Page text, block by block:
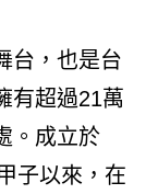
台，也是台
有超過21萬
。成立於
子以來，在